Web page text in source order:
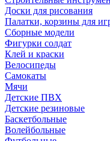
Доски для рисования
Палатки, корзины для
Сборные модели
Фигурки солдат
Клей и краски
Велосипеды
Самокаты
Мячи
Детские ПВХ
Детские резиновые
Баскетбольные
Волейбольные